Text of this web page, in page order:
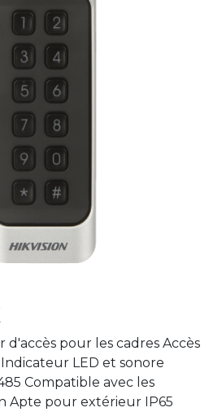
d'accès pour les cadres Accès
LED et sonore
Compatible avec les
Apte pour extérieur IP65